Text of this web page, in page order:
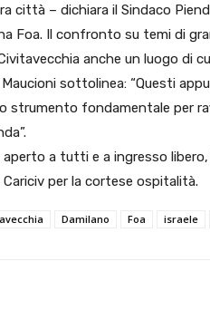
città – dichiara il Sindaco
Foa. Il confronto su temi di
anche un luogo di
Maucioni sottolinea: “Questi
strumento fondamentale per
aperto a tutti e a ingresso
per la cortese ospitalità.
Damilano Foa israele